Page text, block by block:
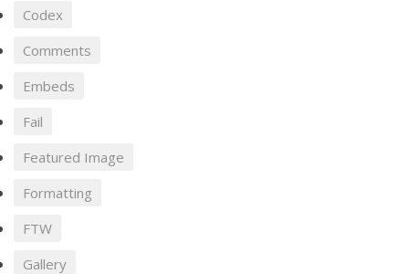
Codex
Comments
Embeds
Fail
Featured Image
Formatting
FTW
Gallery